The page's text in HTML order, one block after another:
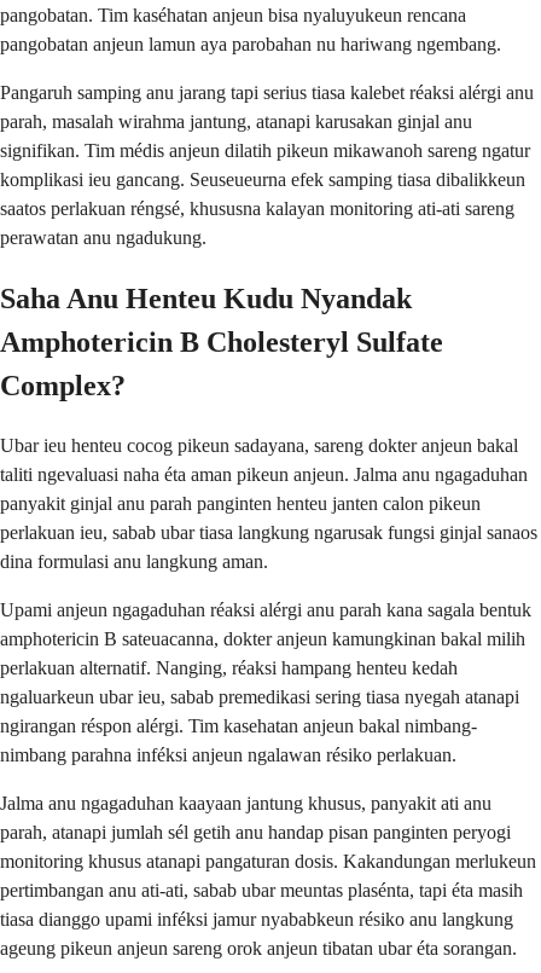
pangobatan. Tim kaséhatan anjeun bisa nyaluyukeun rencana
pangobatan anjeun lamun aya parobahan nu hariwang ngembang.
Pangaruh samping anu jarang tapi serius tiasa kalebet réaksi alérgi anu
parah, masalah wirahma jantung, atanapi karusakan ginjal anu
signifikan. Tim médis anjeun dilatih pikeun mikawanoh sareng ngatur
komplikasi ieu gancang. Seuseueurna efek samping tiasa dibalikkeun
saatos perlakuan réngsé, khususna kalayan monitoring ati-ati sareng
perawatan anu ngadukung.
Saha Anu Henteu Kudu Nyandak
Amphotericin B Cholesteryl Sulfate
Complex?
Ubar ieu henteu cocog pikeun sadayana, sareng dokter anjeun bakal
taliti ngevaluasi naha éta aman pikeun anjeun. Jalma anu ngagaduhan
panyakit ginjal anu parah panginten henteu janten calon pikeun
perlakuan ieu, sabab ubar tiasa langkung ngarusak fungsi ginjal sanaos
dina formulasi anu langkung aman.
Upami anjeun ngagaduhan réaksi alérgi anu parah kana sagala bentuk
amphotericin B sateuacanna, dokter anjeun kamungkinan bakal milih
perlakuan alternatif. Nanging, réaksi hampang henteu kedah
ngaluarkeun ubar ieu, sabab premedikasi sering tiasa nyegah atanapi
ngirangan réspon alérgi. Tim kasehatan anjeun bakal nimbang-
nimbang parahna inféksi anjeun ngalawan résiko perlakuan.
Jalma anu ngagaduhan kaayaan jantung khusus, panyakit ati anu
parah, atanapi jumlah sél getih anu handap pisan panginten peryogi
monitoring khusus atanapi pangaturan dosis. Kakandungan merlukeun
pertimbangan anu ati-ati, sabab ubar meuntas plasénta, tapi éta masih
tiasa dianggo upami inféksi jamur nyababkeun résiko anu langkung
ageung pikeun anjeun sareng orok anjeun tibatan ubar éta sorangan.